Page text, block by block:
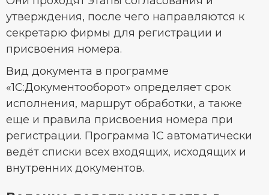
утверждения, после чего направляются к
секретарю фирмы для регистрации и
присвоения номера.
Вид документа в программе
«1С:Документооборот» определяет срок
исполнения, маршрут обработки, а также
еще и правила присвоения номера при
регистрации. Программа 1С автоматически
ведёт списки всех входящих, исходящих и
внутренних документов.